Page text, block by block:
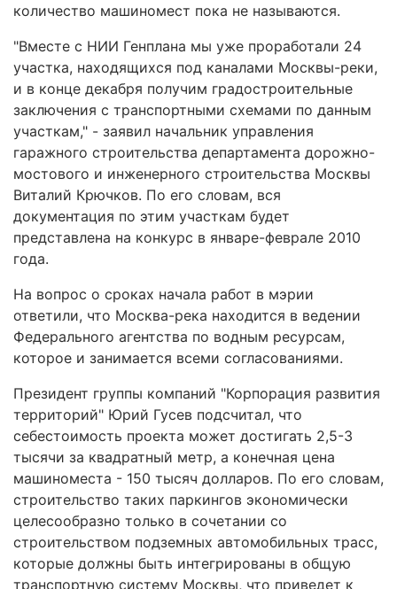
количество машиномест пока не называются.
"Вместе с НИИ Генплана мы уже проработали 24
участка, находящихся под каналами Москвы-реки,
и в конце декабря получим градостроительные
заключения с транспортными схемами по данным
участкам," - заявил начальник управления
гаражного строительства департамента дорожно-
мостового и инженерного строительства Москвы
Виталий Крючков. По его словам, вся
документация по этим участкам будет
представлена на конкурс в январе-феврале 2010
года.
На вопрос о сроках начала работ в мэрии
ответили, что Москва-река находится в ведении
Федерального агентства по водным ресурсам,
которое и занимается всеми согласованиями.
Президент группы компаний "Корпорация развития
территорий" Юрий Гусев подсчитал, что
себестоимость проекта может достигать 2,5-3
тысячи за квадратный метр, а конечная цена
машиноместа - 150 тысяч долларов. По его словам,
строительство таких паркингов экономически
целесообразно только в сочетании со
строительством подземных автомобильных трасс,
которые должны быть интегрированы в общую
транспортную систему Москвы, что приведет к